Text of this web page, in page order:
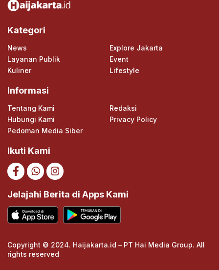
Kategori
News
Explore Jakarta
Layanan Publik
Event
Kuliner
Lifestyle
Informasi
Tentang Kami
Redaksi
Hubungi Kami
Privacy Policy
Pedoman Media Siber
Ikuti Kami
Jelajahi Berita di Apps Kami
Copyright © 2024. Haijakarta.id – PT Hai Media Group. All
rights reserved